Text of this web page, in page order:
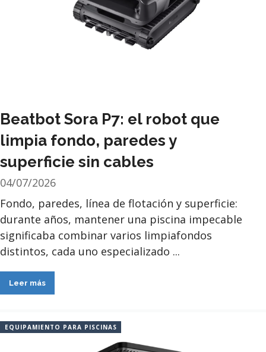
Beatbot Sora P7: el robot que
limpia fondo, paredes y
superficie sin cables
04/07/2026
Fondo, paredes, línea de flotación y superficie:
durante años, mantener una piscina impecable
significaba combinar varios limpiafondos
distintos, cada uno especializado ...
Leer más
EQUIPAMIENTO PARA PISCINAS